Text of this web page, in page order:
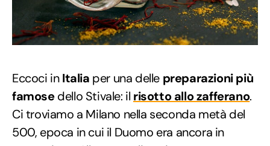
Eccoci inItalia per una delle preparazioni più
famosedello Stivale: il risotto allo zafferano.
Ci troviamo a Milano nella seconda metà del
500, epoca in cui il Duomo era ancora in